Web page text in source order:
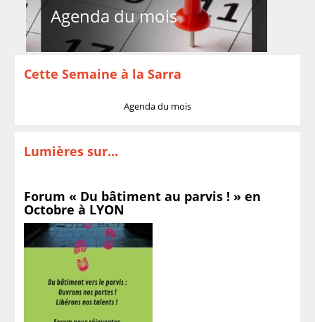
Agenda du mois
Cette Semaine à la Sarra
Agenda du mois
Lumières sur...
Forum « Du bâtiment au parvis ! » en
Octobre à LYON